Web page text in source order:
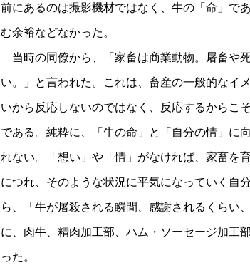
前にあるのは撮影機材ではなく、牛の「命」で
む余裕などなかった。
当時の同僚から、「家畜は商業動物。屠畜や
い。」と言われた。これは、畜産の一般的なイ
いから反応しないのではなく、反応するからこ
である。純粋に、「牛の命」と「自分の情」に
れない。「想い」や「情」がなければ、家畜を
につれ、そのような状況に平気になっていく自
ら、「牛が屠殺される瞬間、感謝されるくらい
に、肉牛、精肉加工部、ハム・ソーセージ加工
った。